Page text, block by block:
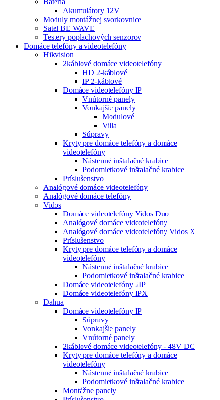
Batéria
Akumulátory 12V
Moduly montážnej svorkovnice
Satel BE WAVE
Testery poplachových senzorov
Domáce telefóny a videotelefóny
Hikvision
2káblové domáce videotelefóny
HD 2-káblové
IP 2-káblové
Domáce videotelefóny IP
Vnútorné panely
Vonkajšie panely
Modulové
Villa
Súpravy
Kryty pre domáce telefóny a domáce
videotelefóny
Nástenné inštalačné krabice
Podomietkové inštalačné krabice
Príslušenstvo
Analógové domáce videotelefóny
Analógové domáce telefóny
Vidos
Domáce videotelefóny Vidos Duo
Analógové domáce videotelefóny
Analógové domáce videotelefóny Vidos X
Príslušenstvo
Kryty pre domáce telefóny a domáce
videotelefóny
Nástenné inštalačné krabice
Podomietkové inštalačné krabice
Domáce videotelefóny 2IP
Domáce videotelefóny IPX
Dahua
Domáce videotelefóny IP
Súpravy
Vonkajšie panely
Vnútorné panely
2káblové domáce videotelefóny - 48V DC
Kryty pre domáce telefóny a domáce
videotelefóny
Nástenné inštalačné krabice
Podomietkové inštalačné krabice
Montážne panely